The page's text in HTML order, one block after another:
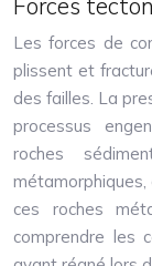
Les forces de
plissent et
des failles. La
processus
roches
métamorphiques,
ces roches
comprendre les